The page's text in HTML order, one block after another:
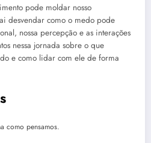
pode moldar nosso
desvendar como o medo pode
nossa percepção e as interações
nessa jornada sobre o que
e como lidar com ele de forma
como pensamos.